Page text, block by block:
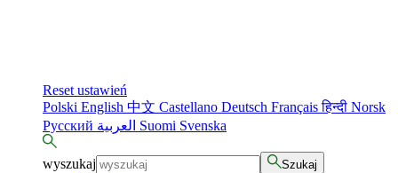
Reset ustawień
Polski English 中文 Castellano Deutsch Françaisहिन्दी Norsk
Русский
Suomi Svenska
wyszukaj Szukaj